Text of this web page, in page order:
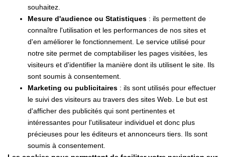
souhaitez.
Mesure d'audience ou Statistiques : ils permettent de
connaître l'utilisation et les performances de nos sites et
d'en améliorer le fonctionnement. Le service utilisé pour
notre site permet de comptabiliser les pages visitées, les
visiteurs et d'identifier la manière dont ils utilisent le site. Ils
sont soumis à consentement.
Marketing ou publicitaires : ils sont utilisés pour effectuer
le suivi des visiteurs au travers des sites Web. Le but est
d'afficher des publicités qui sont pertinentes et
intéressantes pour l'utilisateur individuel et donc plus
précieuses pour les éditeurs et annonceurs tiers. Ils sont
soumis à consentement.